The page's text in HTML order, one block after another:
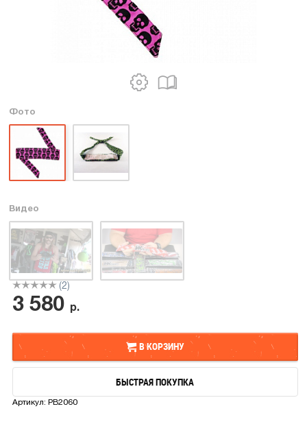
Фото
Видео
(2)
3 580 р.
В КОРЗИНУ
В КОРЗИНУ
БЫСТРАЯ ПОКУПКА
Артикул:PB2060